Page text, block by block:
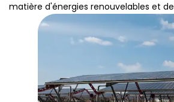
matière d'énergies renouvelables et